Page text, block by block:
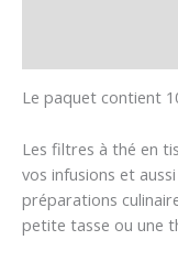
Le paquet contient
Les filtres à thé en
vos infusions et
préparations
petite tasse ou une